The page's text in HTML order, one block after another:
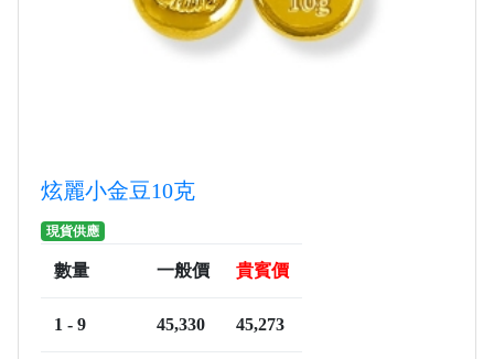
炫麗小金豆10克
現貨供應
數量 一般價 貴賓價
1 - 9 45,330 45,273